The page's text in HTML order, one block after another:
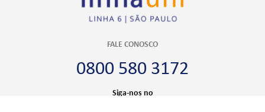
FALE CONOSCO
0800 580 3172
Siga-nos no